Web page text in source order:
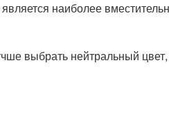
наиболее
выбрать нейтральный